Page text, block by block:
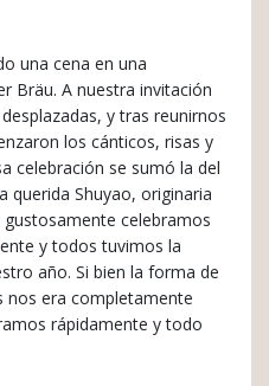
una cena en una
Bräu. A nuestra invitación
y tras reunirnos
los cánticos, risas y
celebración se sumó la del
querida Shuyao, originaria
celebramos
y todos tuvimos la
año. Si bien la forma de
nos era completamente
rápidamente y todo